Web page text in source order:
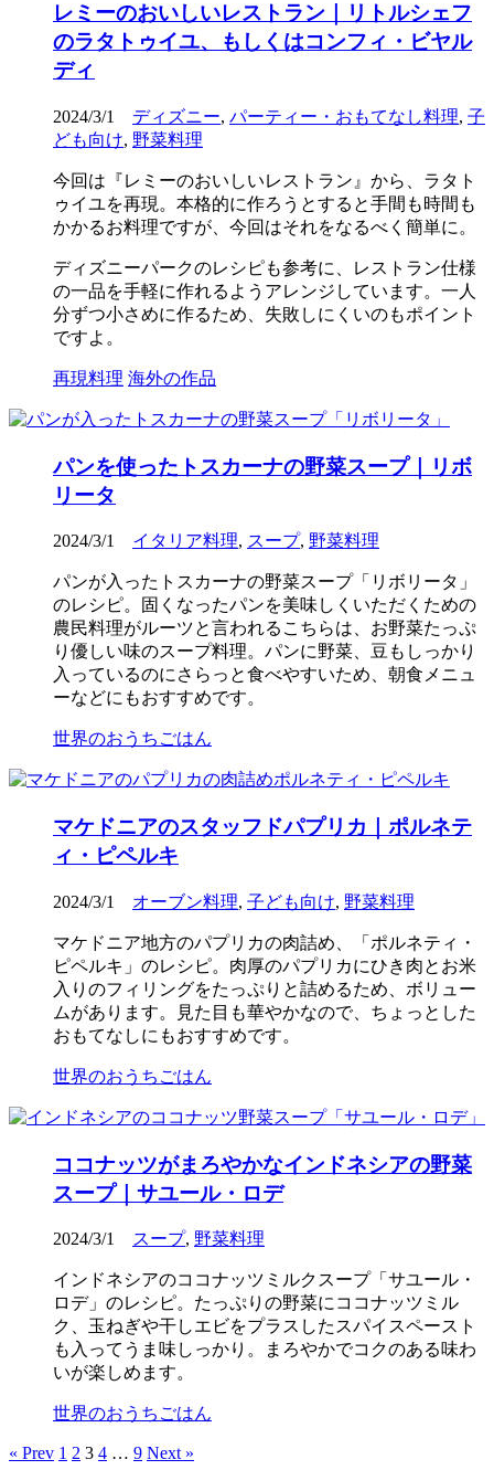
レミーのおいしいレストラン｜リトルシェフ
のラタトゥイユ、もしくはコンフィ・ビヤル
ディ
2024/3/1 ディズニー, パーティー・おもてなし料理, 子
ども向け, 野菜料理
今回は『レミーのおいしいレストラン』から、ラタト
ゥイユを再現。本格的に作ろうとすると手間も時間も
かかるお料理ですが、今回はそれをなるべく簡単に。
ディズニーパークのレシピも参考に、レストラン仕様
の一品を手軽に作れるようアレンジしています。一人
分ずつ小さめに作るため、失敗しにくいのもポイント
ですよ。
再現料理 海外の作品
パンを使ったトスカーナの野菜スープ｜リボ
リータ
2024/3/1 イタリア料理, スープ, 野菜料理
パンが入ったトスカーナの野菜スープ「リボリータ」
のレシピ。固くなったパンを美味しくいただくための
農民料理がルーツと言われるこちらは、お野菜たっぷ
り優しい味のスープ料理。パンに野菜、豆もしっかり
入っているのにさらっと食べやすいため、朝食メニュ
ーなどにもおすすめです。
世界のおうちごはん
マケドニアのスタッフドパプリカ｜ポルネテ
ィ・ピペルキ
2024/3/1 オーブン料理, 子ども向け, 野菜料理
マケドニア地方のパプリカの肉詰め、「ポルネティ・
ピペルキ」のレシピ。肉厚のパプリカにひき肉とお米
入りのフィリングをたっぷりと詰めるため、ボリュー
ムがあります。見た目も華やかなので、ちょっとした
おもてなしにもおすすめです。
世界のおうちごはん
ココナッツがまろやかなインドネシアの野菜
スープ｜サユール・ロデ
2024/3/1 スープ, 野菜料理
インドネシアのココナッツミルクスープ「サユール・
ロデ」のレシピ。たっぷりの野菜にココナッツミル
ク、玉ねぎや干しエビをプラスしたスパイスペースト
も入ってうま味しっかり。まろやかでコクのある味わ
いが楽しめます。
世界のおうちごはん
« Prev 1 2 3 4 … 9 Next »